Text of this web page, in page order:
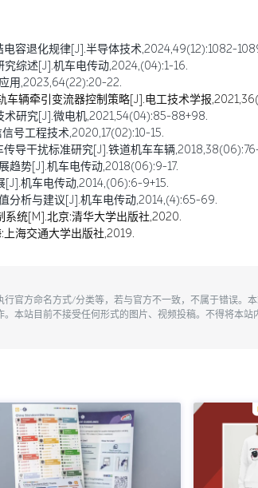
容退化规律[J].半导体技术,2024,49(12):1082-
综述[J].机车电传动,2024,(04):1-16.
用,2023,64(22):20-22.
辆牵引变流器控制策略[J].电工技术学报
术研究[J].微电机,2021,54(04):85-88+98.
号工程技术,2020,17(02):10-15.
导干扰标准研究[J].铁道机车车辆
趋势[J].机车电传动,2018(06):9-17.
[J].机车电传动,2014,(06):6-9+15.
分析与建议[J].机车电传动,2014,(4):65-69.
系统[M].北京:清华大学出版社,2020.
海交通大学出版社,2019.
官方命名方式/分类等，若与官方不一致，不属于错误
本站目前不接受任何形式的图片、视频投稿。不得将本